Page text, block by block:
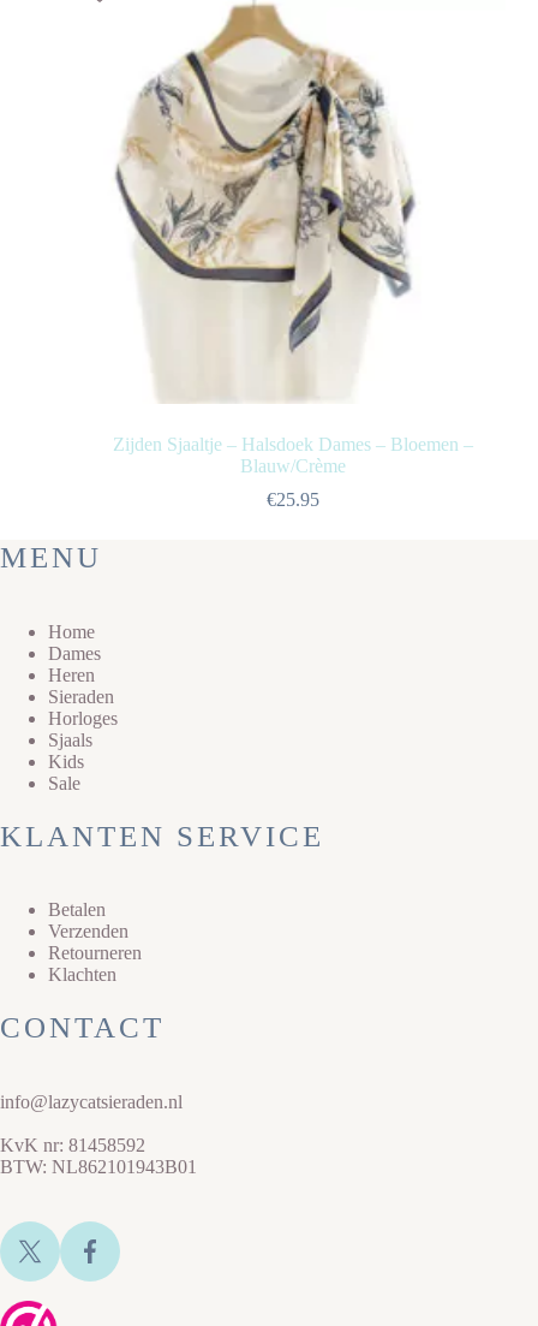
Zijden Sjaaltje – Halsdoek Dames – Bloemen –
Blauw/Crème
€25.95
MENU
Home
Dames
Heren
Sieraden
Horloges
Sjaals
Kids
Sale
KLANTEN SERVICE
Betalen
Verzenden
Retourneren
Klachten
CONTACT
info@lazycatsieraden.nl
KvK nr: 81458592
BTW: NL862101943B01